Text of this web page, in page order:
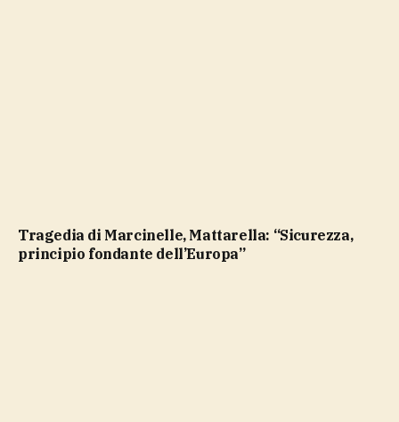
Tragedia di Marcinelle, Mattarella: “Sicurezza,
principio fondante dell’Europa”